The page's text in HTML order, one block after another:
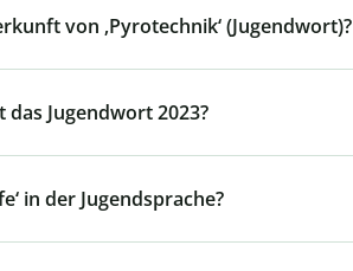
von ‚Pyrotechnik‘ (Jugendwort)?
Jugendwort 2023?
in der Jugendsprache?